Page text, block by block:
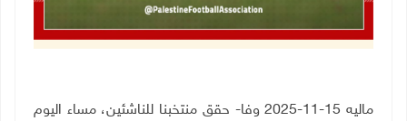
ماليه 15-11-2025 وفا- حقق منتخبنا للناشئين، مساء اليوم